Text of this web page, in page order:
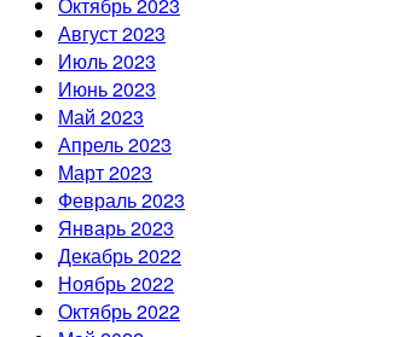
Октябрь 2023
Август 2023
Июль 2023
Июнь 2023
Май 2023
Апрель 2023
Март 2023
Февраль 2023
Январь 2023
Декабрь 2022
Ноябрь 2022
Октябрь 2022